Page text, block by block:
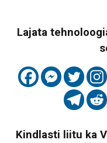
Lajata
Kindlasti liitu ka